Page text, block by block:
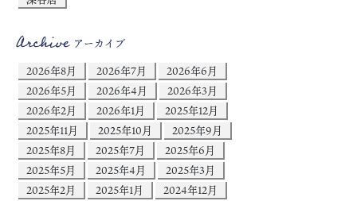
Archiveアーカイブ
2026年8月
2026年7月
2026年6月
2026年5月
2026年4月
2026年3月
2026年2月
2026年1月
2025年12月
2025年11月
2025年10月
2025年9月
2025年8月
2025年7月
2025年6月
2025年5月
2025年4月
2025年3月
2025年2月
2025年1月
2024年12月